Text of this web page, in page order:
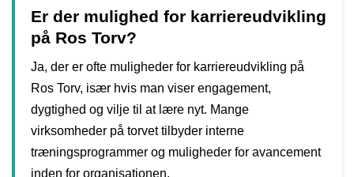
Er der mulighed for karriereudvikling
på Ros Torv?
Ja, der er ofte muligheder for karriereudvikling på
Ros Torv, især hvis man viser engagement,
dygtighed og vilje til at lære nyt. Mange
virksomheder på torvet tilbyder interne
træningsprogrammer og muligheder for avancement
inden for organisationen.